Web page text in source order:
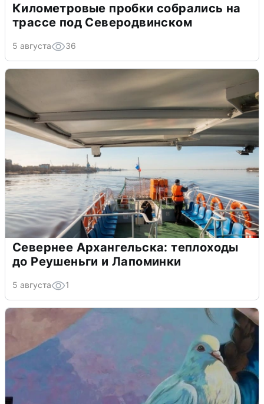
Километровые пробки собрались на
трассе под Северодвинском
5 августа 36
Севернее Архангельска: теплоходы
до Реушеньги и Лапоминки
5 августа 1